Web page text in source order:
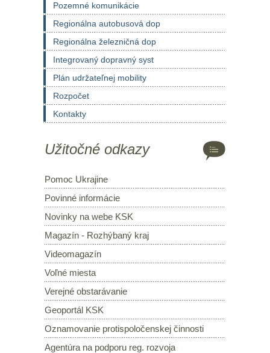
Pozemné komunikácie
Regionálna autobusová dop
Regionálna železničná dop
Integrovaný dopravný syst
Plán udržateľnej mobility
Rozpočet
Kontakty
Užitočné odkazy
Pomoc Ukrajine
Povinné informácie
Novinky na webe KSK
Magazín - Rozhýbaný kraj
Videomagazín
Voľné miesta
Verejné obstarávanie
Geoportál KSK
Oznamovanie protispoločenskej činnosti
Agentúra na podporu reg. rozvoja